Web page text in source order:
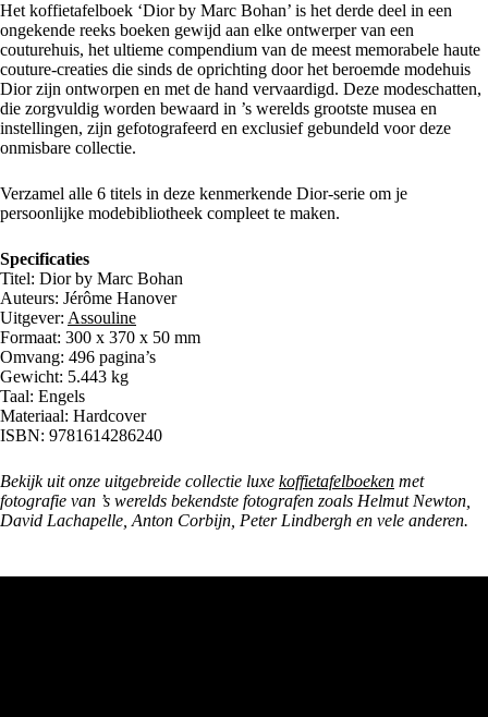
Het koffietafelboek ‘Dior by Marc Bohan’ is het derde deel in een
ongekende reeks boeken gewijd aan elke ontwerper van een
couturehuis, het ultieme compendium van de meest memorabele haute
couture-creaties die sinds de oprichting door het beroemde modehuis
Dior zijn ontworpen en met de hand vervaardigd. Deze modeschatten,
die zorgvuldig worden bewaard in ’s werelds grootste musea en
instellingen, zijn gefotografeerd en exclusief gebundeld voor deze
onmisbare collectie.
Verzamel alle 6 titels in deze kenmerkende Dior-serie om je
persoonlijke modebibliotheek compleet te maken.
Specificaties
Titel: Dior by Marc Bohan
Auteurs: Jérôme Hanover
Uitgever: Assouline
Formaat: 300 x 370 x 50 mm
Omvang: 496 pagina’s
Gewicht: 5.443 kg
Taal: Engels
Materiaal: Hardcover
ISBN: 9781614286240
Bekijk uit onze uitgebreide collectie luxe koffietafelboeken met
fotografie van ’s werelds bekendste fotografen zoals Helmut Newton,
David Lachapelle, Anton Corbijn, Peter Lindbergh en vele anderen.